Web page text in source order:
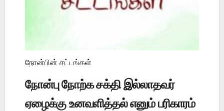
நோன்பின் சட்டங்கள்
நோன்பு நோற்க சக்தி இல்லாதவர்
ஏழைக்கு உனவளித்தல் எனும் பரிகாரம்